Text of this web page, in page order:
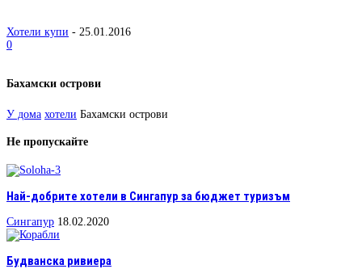
Хотели купи - 25.01.2016
0
Бахамски острови
У дома хотели Бахамски острови
Не пропускайте
Най-добрите хотели в Сингапур за бюджет туризъм
Сингапур 18.02.2020
Будванска ривиера